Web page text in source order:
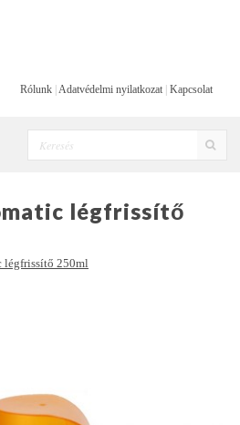
Rólunk Adatvédelmi nyilatkozat Kapcsolat
légfrissítő
légfrissítő 250ml